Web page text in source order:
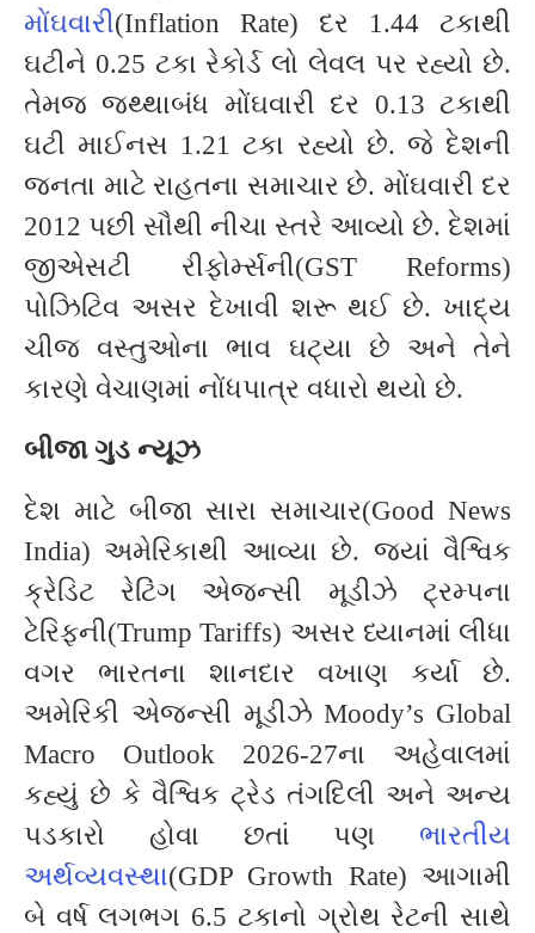
મોંઘવારી(Inflation Rate) દર 1.44 ટકાથી
ઘટીને 0.25 ટકા રેકોર્ડ લો લેવલ પર રહ્યો છે.
તેમજ જથ્થાબંધ મોંઘવારી દર 0.13 ટકાથી
ઘટી માઈનસ 1.21 ટકા રહ્યો છે. જે દેશની
જનતા માટે રાહતના સમાચાર છે. મોંઘવારી દર
2012 પછી સૌથી નીચા સ્તરે આવ્યો છે. દેશમાં
જીએસટી રીફોર્મ્સની(GST Reforms)
પોઝિટિવ અસર દેખાવી શરૂ થઈ છે. ખાદ્ય
ચીજ વસ્તુઓના ભાવ ઘટ્યા છે અને તેને
કારણે વેચાણમાં નોંધપાત્ર વધારો થયો છે.
બીજા ગુડ ન્યૂઝ
દેશ માટે બીજા સારા સમાચાર(Good News
India) અમેરિકાથી આવ્યા છે. જ્યાં વૈશ્વિક
ક્રેડિટ રેટિંગ એજન્સી મૂડીઝે ટ્રમ્પના
ટેરિફની(Trump Tariffs) અસર ધ્યાનમાં લીધા
વગર ભારતના શાનદાર વખાણ કર્યા છે.
અમેરિકી એજન્સી મૂડીઝે Moody’s Global
Macro Outlook 2026-27ના અહેવાલમાં
કહ્યું છે કે વૈશ્વિક ટ્રેડ તંગદિલી અને અન્ય
પડકારો હોવા છતાં પણ ભારતીય
અર્થવ્યવસ્થા(GDP Growth Rate) આગામી
બે વર્ષ લગભગ 6.5 ટકાનો ગ્રોથ રેટની સાથે